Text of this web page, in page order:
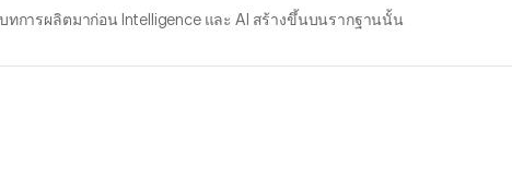
การผลิตมาก่อน Intelligence และ AI สร้างขึ้นบนรากฐานนั้น